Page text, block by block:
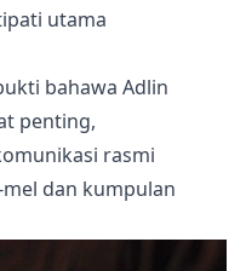
utama
bahawa Adlin
penting,
rasmi
dan kumpulan